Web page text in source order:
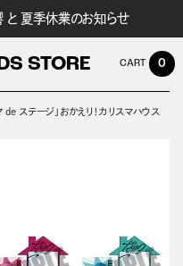
と 夏季休業のお知らせ
STORE 0
ステージ」おかえり！カリスマハウス